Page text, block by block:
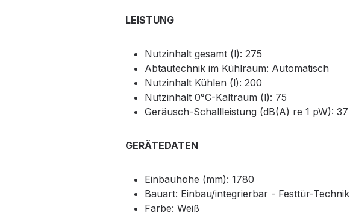
LEISTUNG
Nutzinhalt gesamt (l): 275
Abtautechnik im Kühlraum: Automatisch
Nutzinhalt Kühlen (l): 200
Nutzinhalt 0°C-Kaltraum (l): 75
Geräusch-Schallleistung (dB(A) re 1 pW): 37
GERÄTEDATEN
Einbauhöhe (mm): 1780
Bauart: Einbau/integrierbar - Festtür-Technik
Farbe: Weiß